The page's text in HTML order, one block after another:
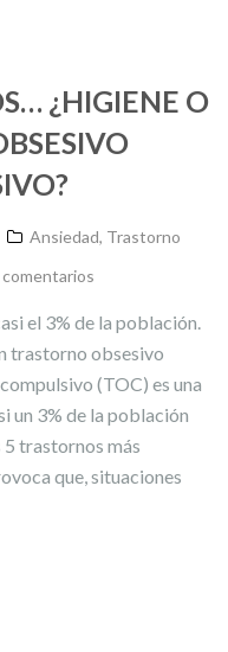
¿HIGIENE O
Ansiedad, Trastorno
comentarios
el 3% de la población.
trastorno obsesivo
(TOC) es una
un 3% de la población
5 trastornos más
que, situaciones